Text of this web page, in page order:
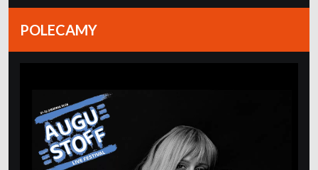
POLECAMY